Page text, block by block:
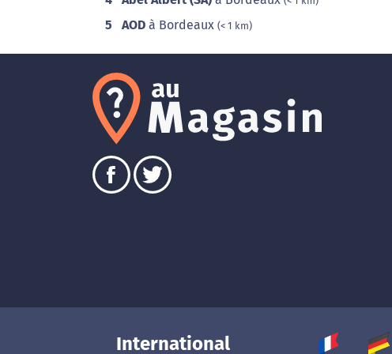
5 AOD à Bordeaux (< 1 km)
International